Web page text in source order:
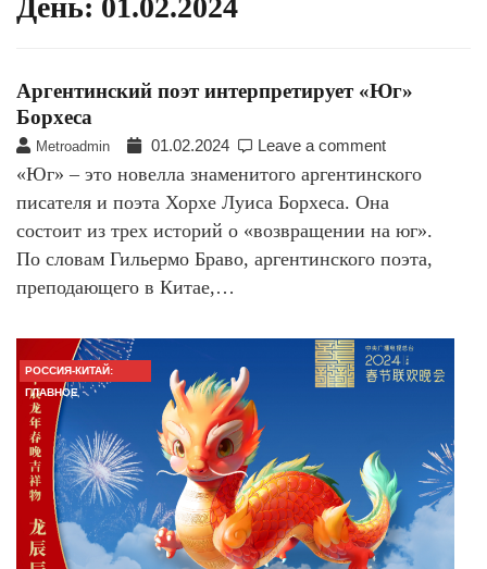
День: 01.02.2024
Аргентинский поэт интерпретирует «Юг»
Борхеса
Metroadmin 01.02.2024 Leave a comment
«Юг» – это новелла знаменитого аргентинского
писателя и поэта Хорхе Луиса Борхеса. Она
состоит из трех историй о «возвращении на юг».
По словам Гильермо Браво, аргентинского поэта,
преподающего в Китае,…
РОССИЯ-КИТАЙ:
ГЛАВНОЕ